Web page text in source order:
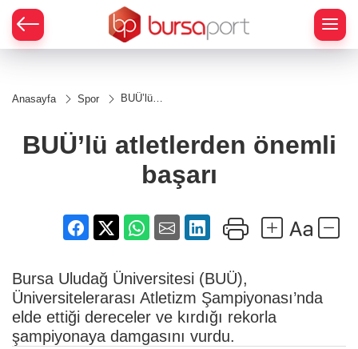
Anasayfa Spor
BUÜ’lü
başarı
BUÜ’lü atletlerden önemli
başarı
Bursa Uludağ Üniversitesi (BUÜ),
Üniversitelerarası Atletizm Şampiyonası’nda
elde ettiği dereceler ve kırdığı rekorla
şampiyonaya damgasını vurdu.